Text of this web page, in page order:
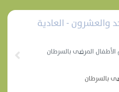
والعشرون - العادية
المرضى بالسرطان
بالسرطان